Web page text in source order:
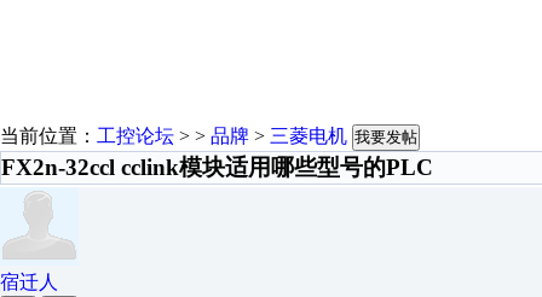
当前位置： 工控论坛 > > 品牌 > 三菱电机 我要发帖
FX2n-32ccl cclink模块适用哪些型号的PLC
宿迁人